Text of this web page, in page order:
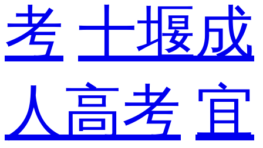
考 十堰成
人高考 宜